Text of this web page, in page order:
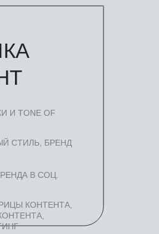
И TONE OF
СТИЛЬ, БРЕНД
В СОЦ.
КОНТЕНТА,